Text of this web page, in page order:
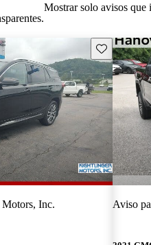
Mostrar solo avisos que
Guarda este
Inc. Aviso